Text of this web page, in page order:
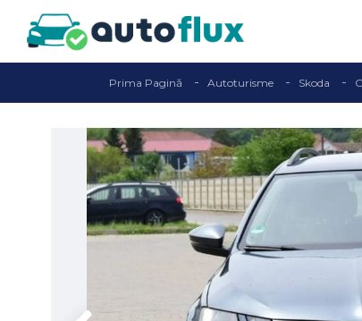
Prima Pagină Autoturisme Skoda